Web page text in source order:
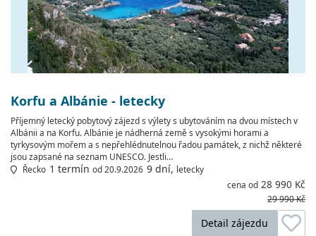
Korfu a Albánie - letecky
Příjemný letecký pobytový zájezd s výlety s ubytováním na dvou místech v
Albánii a na Korfu. Albánie je nádherná země s vysokými horami a
tyrkysovým mořem a s nepřehlédnutelnou řadou památek, z nichž některé
jsou zapsané na seznam UNESCO. Jestli…
Řecko 1 termín od 20.9.2026 9 dní, letecky
cena od 28 990 Kč
29 990 Kč
Detail zájezdu